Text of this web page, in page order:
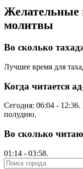
Желательные
молитвы
Во сколько
Лучшее время для
Когда читается
Сегодня: 06:04 - 12:36.
полудню.
Во сколько
01:14 - 03:58.